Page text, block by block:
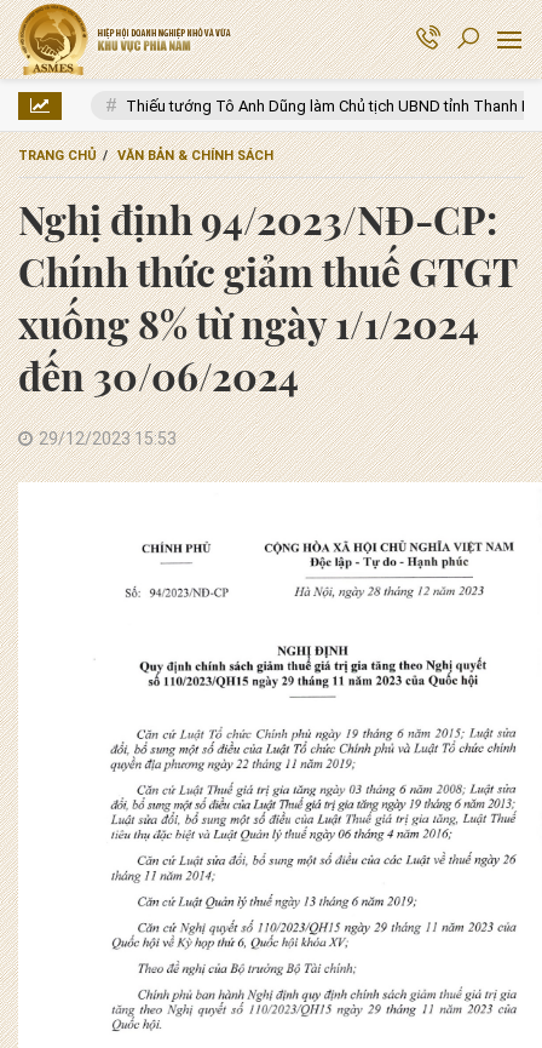
Tô Anh Dũng làm Chủ tịch UBND tỉnh Thanh Hóa Hạ tầng mở
TRANG CHỦ VĂN BẢN & CHÍNH SÁCH
Nghị định 94/2023/NĐ-CP:
Chính thức giảm thuế GTGT
xuống 8% từ ngày 1/1/2024
đến 30/06/2024
29/12/2023 15:53